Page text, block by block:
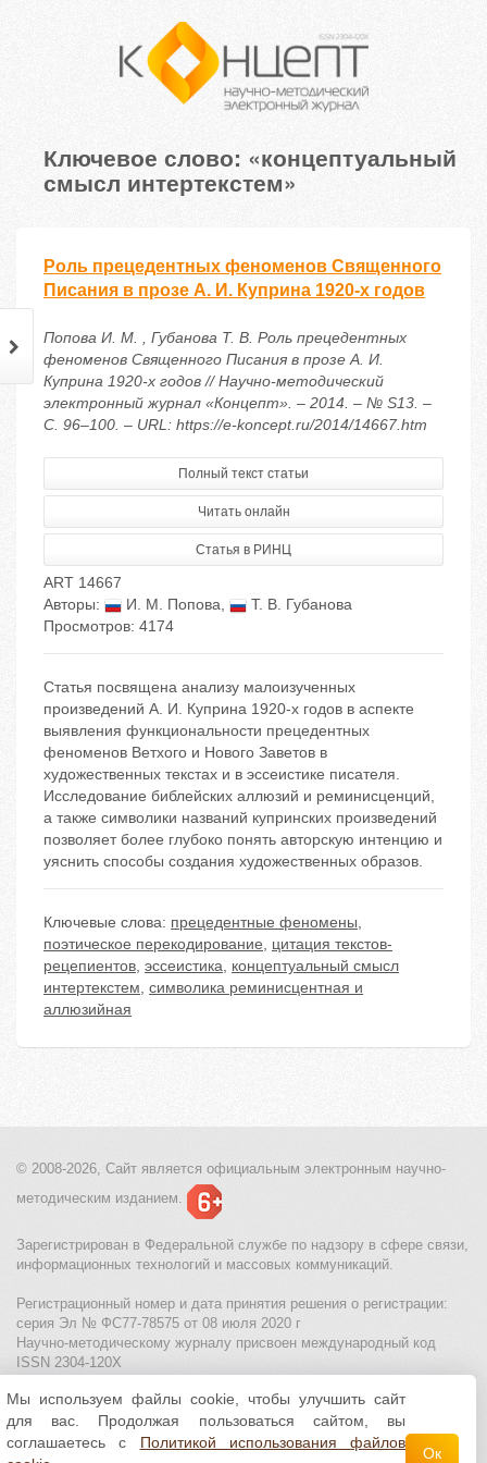
Ключевое слово: «концептуальный
смысл интертекстем»
Роль прецедентных феноменов Священного
Писания в прозе А. И. Куприна 1920-х годов
Попова И. М. , Губанова Т. В. Роль прецедентных
феноменов Священного Писания в прозе А. И.
Куприна 1920-х годов // Научно-методический
электронный журнал «Концепт». – 2014. – № S13. –
С. 96–100. – URL: https://e-koncept.ru/2014/14667.htm
Полный текст статьи
Читать онлайн
Статья в РИНЦ
ART 14667
Авторы:
И. М. Попова,
Т. В. Губанова
Просмотров: 4174
Статья посвящена анализу малоизученных
произведений А. И. Куприна 1920-х годов в аспекте
выявления функциональности прецедентных
феноменов Ветхого и Нового Заветов в
художественных текстах и в эссеистике писателя.
Исследование библейских аллюзий и реминисценций,
а также символики названий купринских произведений
позволяет более глубоко понять авторскую интенцию и
уяснить способы создания художественных образов.
Ключевые слова: прецедентные феномены,
поэтическое перекодирование, цитация текстов-
рецепиентов, эссеистика, концептуальный смысл
интертекстем, символика реминисцентная и
аллюзийная
© 2008-2026, Сайт является официальным электронным научно-
методическим изданием.
Зарегистрирован в Федеральной службе по надзору в сфере связи,
информационных технологий и массовых коммуникаций.
Регистрационный номер и дата принятия решения о регистрации:
серия Эл № ФС77-78575 от 08 июля 2020 г
Научно-методическому журналу присвоен международный код
ISSN 2304-120X
МЦИТО|Школьные олимпиады и онлайн конкурсы для детей
Политика использования файлов cookie| Политика обработки и
защиты персональных данных
Мы используем файлы cookie, чтобы улучшить сайт
для вас. Продолжая пользоваться сайтом, вы
соглашаетесь с Политикой использования файлов
Ок